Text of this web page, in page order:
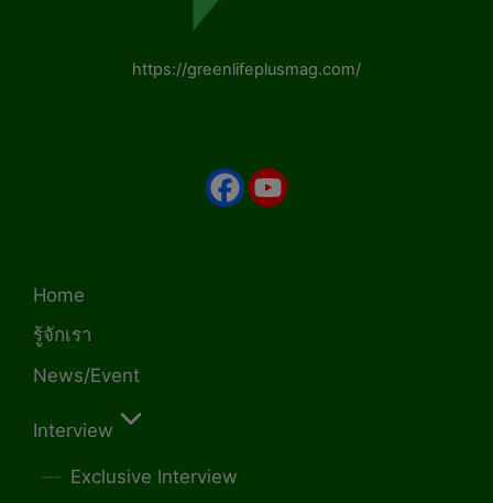
https://greenlifeplusmag.com/
Home
รู้จักเรา
News/Event
Interview
Exclusive Interview